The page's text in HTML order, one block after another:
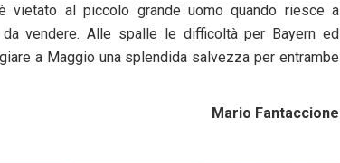
vietato al piccolo grande uomo quando riesce a
vendere. Alle spalle le difficoltà per Bayern ed
a Maggio una splendida salvezza per entrambe
Mario Fantaccione